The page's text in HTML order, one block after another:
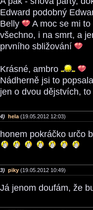
Edward podobný
Belly
A moc se mi
všechno, i na smrt, a
prvního sbližování
Krásné, ambro
Nádherně jsi to
jen o dvou dějstvích,
hela (19.05.2012 12:03)
honem pokráčko určo
piky (19.05.2012 10:49)
Já jenom doufám, že